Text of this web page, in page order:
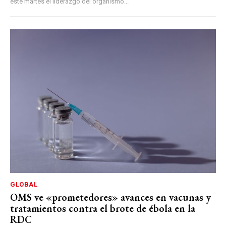
GLOBAL
OMS ve «prometedores» avances en vacunas y
tratamientos contra el brote de ébola en la
RDC